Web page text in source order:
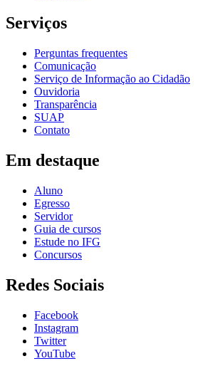
Serviços
Perguntas frequentes
Comunicação
Serviço de Informação ao Cidadão
Ouvidoria
Transparência
SUAP
Contato
Em destaque
Aluno
Egresso
Servidor
Guia de cursos
Estude no IFG
Concursos
Redes Sociais
Facebook
Instagram
Twitter
YouTube